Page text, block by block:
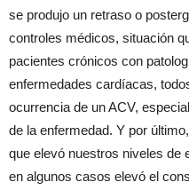
se produjo un retraso o
controles médicos, situación
pacientes crónicos con
enfermedades cardíacas,
ocurrencia de un ACV,
de la enfermedad. Y por
que elevó nuestros niveles de
en algunos casos elevó el